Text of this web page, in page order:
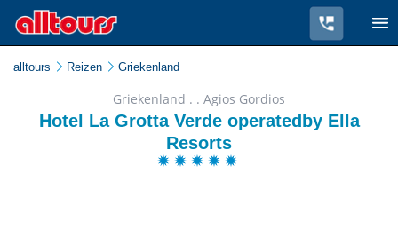
alltours Reizen Griekenland
Griekenland . . Agios Gordios
Hotel La Grotta Verde operatedby Ella
Resorts